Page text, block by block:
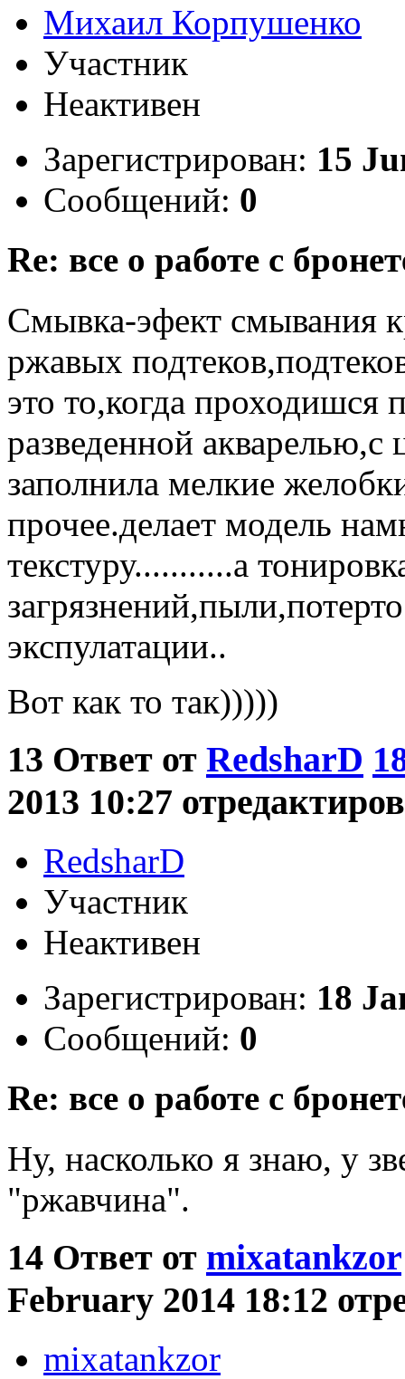
Михаил Корпушенко
Участник
Неактивен
Зарегистрирован: 15
Сообщений: 0
Re: все о работе с
Смывка-эфект смывания
ржавых
это то,когда проходишся
разведенной акварелью,с
заполнила мелкие
прочее.делает модель
текстуру...........а
экспулатации..
Вот как то так)))))
13 Ответ от RedsharD
2013 10:27
RedsharD
Участник
Неактивен
Зарегистрирован: 18
Сообщений: 0
Re: все о работе с
Ну, насколько я знаю, у
"ржавчина".
14 Ответ от mixatankzor
February 2014 18:12
mixatankzor